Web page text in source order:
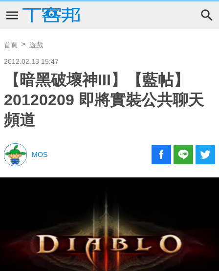
首頁 遊戲
2012.02.13 15:47
【暗黑破壞神III】【藍帖】
20120209 即將實裝公共聊天
頻道
MOS